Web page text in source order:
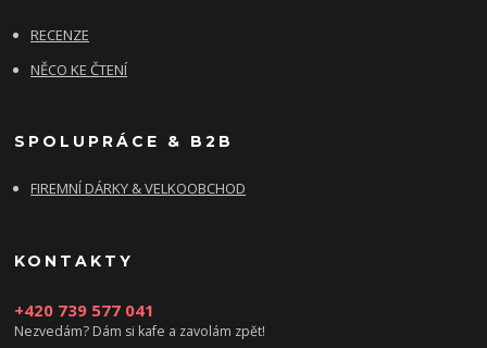
RECENZE
NĚCO KE ČTENÍ
SPOLUPRÁCE & B2B
FIREMNÍ DÁRKY & VELKOOBCHOD
KONTAKTY
+420 739 577 041
Nezvedám? Dám si kafe a zavolám zpět!